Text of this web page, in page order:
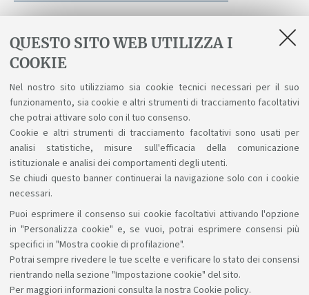
QUESTO SITO WEB UTILIZZA I
COOKIE
Nel nostro sito utilizziamo sia cookie tecnici necessari per il suo
funzionamento, sia cookie e altri strumenti di tracciamento facoltativi
che potrai attivare solo con il tuo consenso.
Cookie e altri strumenti di tracciamento facoltativi sono usati per
analisi statistiche, misure sull'efficacia della comunicazione
istituzionale e analisi dei comportamenti degli utenti.
Se chiudi questo banner continuerai la navigazione solo con i cookie
necessari.
Puoi esprimere il consenso sui cookie facoltativi attivando l'opzione
in "Personalizza cookie" e, se vuoi, potrai esprimere consensi più
specifici in "Mostra cookie di profilazione".
Potrai sempre rivedere le tue scelte e verificare lo stato dei consensi
rientrando nella sezione "Impostazione cookie" del sito.
Per maggiori informazioni consulta la nostra Cookie policy.
Tutor didattici
[ .xlsx 14Kb ]
Sosteniamo il diritto alla conoscenza
Seguici su: